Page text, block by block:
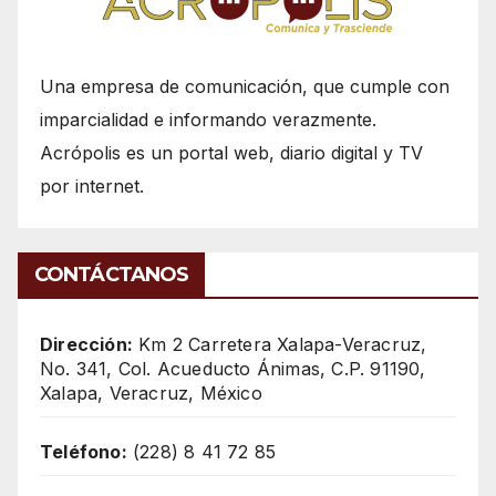
Una empresa de comunicación, que cumple con
imparcialidad e informando verazmente.
Acrópolis es un portal web, diario digital y TV
por internet.
CONTÁCTANOS
Dirección: Km 2 Carretera Xalapa-Veracruz,
No. 341, Col. Acueducto Ánimas, C.P. 91190,
Xalapa, Veracruz, México
Teléfono: (228) 8 41 72 85